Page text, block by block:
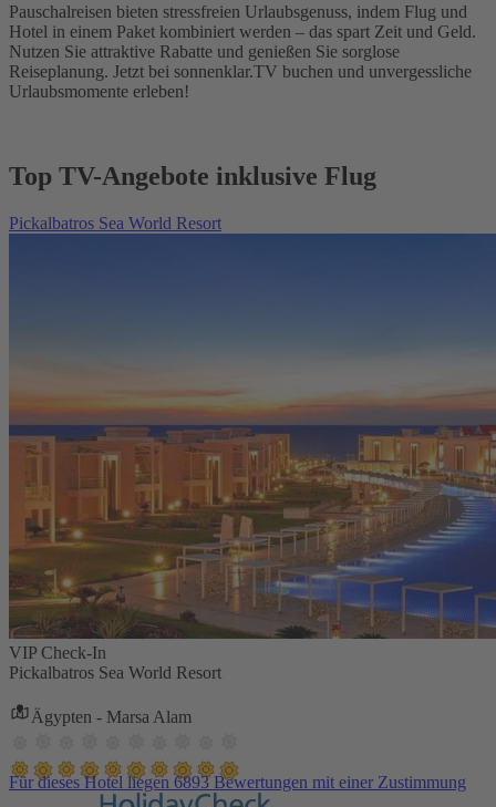
Pauschalreisen bieten stressfreien Urlaubsgenuss, indem Flug und
Hotel in einem Paket kombiniert werden – das spart Zeit und Geld.
Nutzen Sie attraktive Rabatte und genießen Sie sorglose
Reiseplanung. Jetzt bei sonnenklar.TV buchen und unvergessliche
Urlaubsmomente erleben!
Top TV-Angebote inklusive Flug
Pickalbatros Sea World Resort
VIP Check-In
Pickalbatros Sea World Resort
Ägypten - Marsa Alam
Für dieses Hotel liegen 6893 Bewertungen mit einer Zustimmung